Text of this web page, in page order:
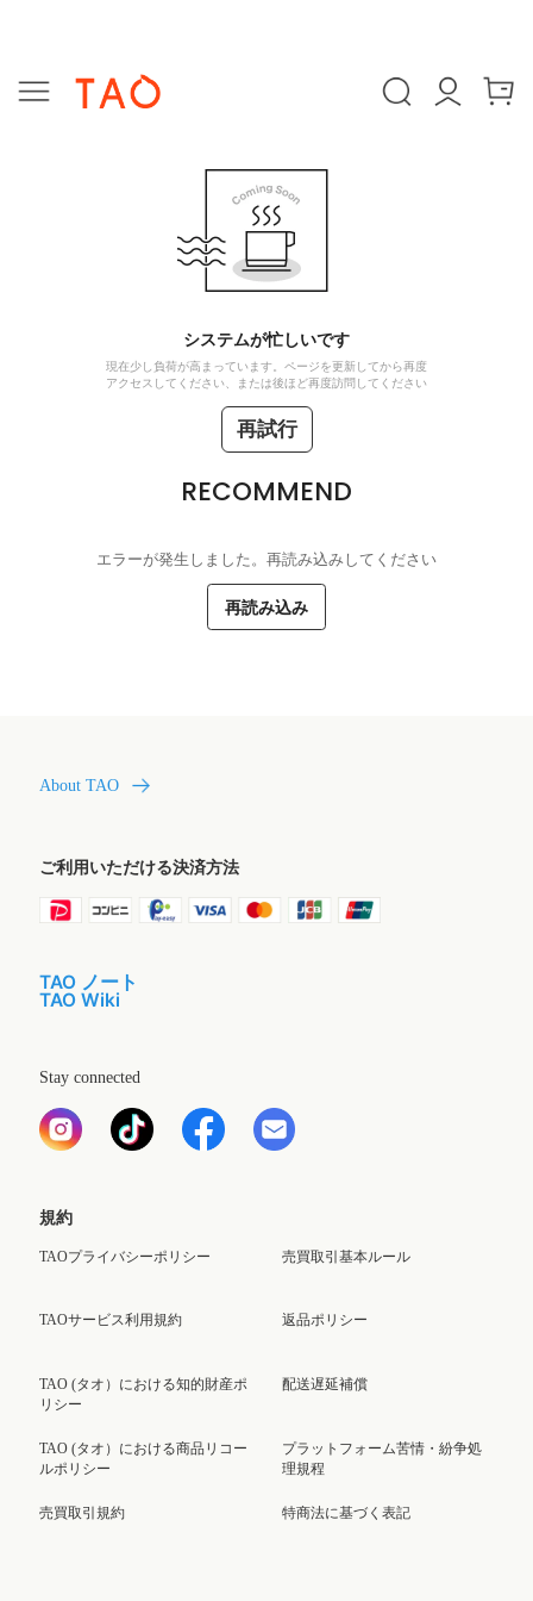
システムが忙しいです
現在少し負荷が高まっています。ページを更新してから再度
アクセスしてください、または後ほど再度訪問してください
再試行
RECOMMEND
エラーが発生しました。再読み込みしてください
再読み込み
About TAO
ご利用いただける決済方法
TAO ノート
TAO Wiki
Stay connected
規約
TAOプライバシーポリシー
TAOサービス利用規約
TAO (タオ）における知的財産ポ
リシー
TAO (タオ）における商品リコー
ルポリシー
売買取引規約
売買取引基本ルール
返品ポリシー
配送遅延補償
プラットフォーム苦情・紛争処
理規程
特商法に基づく表記